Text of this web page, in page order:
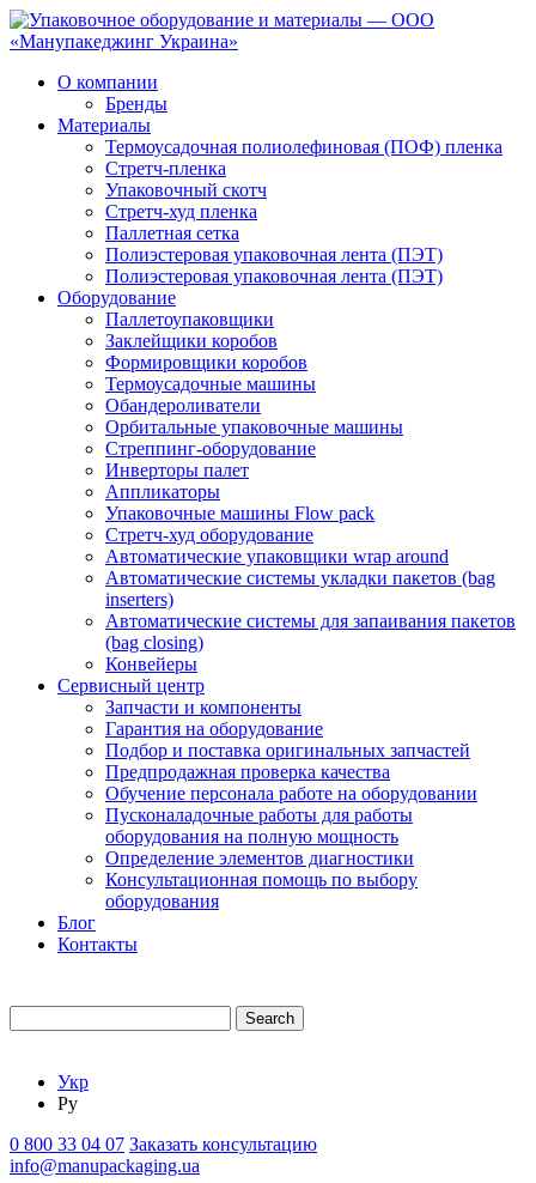
О компании
Бренды
Материалы
Термоусадочная полиолефиновая (ПОФ) пленка
Стретч-пленка
Упаковочный скотч
Стретч-худ пленка
Паллетная сетка
Полиэстеровая упаковочная лента (ПЭТ)
Полиэстеровая упаковочная лента (ПЭТ)
Оборудование
Паллетоупаковщики
Заклейщики коробов
Формировщики коробов
Термоусадочные машины
Обандероливатели
Орбитальные упаковочные машины
Стреппинг-оборудование
Инверторы палет
Аппликаторы
Упаковочные машины Flow pack
Стретч-худ оборудование
Автоматические упаковщики wrap around
Автоматические системы укладки пакетов (bag
inserters)
Автоматические системы для запаивания пакетов
(bag closing)
Конвейеры
Сервисный центр
Запчасти и компоненты
Гарантия на оборудование
Подбор и поставка оригинальных запчастей
Предпродажная проверка качества
Обучение персонала работе на оборудовании
Пусконаладочные работы для работы
оборудования на полную мощность
Определение элементов диагностики
Консультационная помощь по выбору
оборудования
Блог
Контакты
Search
Укр
Ру
0 800 33 04 07 Заказать консультацию
info@manupackaging.ua